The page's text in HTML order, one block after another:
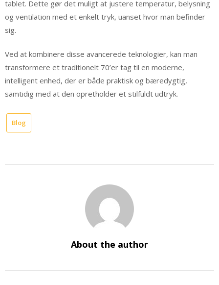
tablet. Dette gør det muligt at justere temperatur, belysning
og ventilation med et enkelt tryk, uanset hvor man befinder
sig.
Ved at kombinere disse avancerede teknologier, kan man
transformere et traditionelt 70’er tag til en moderne,
intelligent enhed, der er både praktisk og bæredygtig,
samtidig med at den opretholder et stilfuldt udtryk.
Blog
About the author